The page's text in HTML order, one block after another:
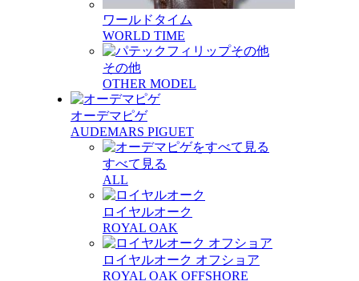
ワールドタイム
WORLD TIME
その他
OTHER MODEL
オーデマピゲ
AUDEMARS PIGUET
すべて見る
ALL
ロイヤルオーク
ROYAL OAK
ロイヤルオーク オフショア
ROYAL OAK OFFSHORE